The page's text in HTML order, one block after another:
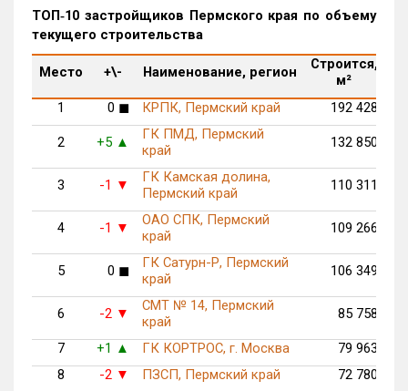
ТОП‑10 застройщиков Пермского края по объему
текущего строительства
Место +\- Наименование, регион
Строится,
м²
1
0 ◼ КРПК, Пермский край 192 428
2 +5 ▲
ГК ПМД, Пермский
край
132 850
3 -1 ▼
ГК Камская долина,
Пермский край
110 311
4 -1 ▼
ОАО СПК, Пермский
край
109 266
5 0 ◼
ГК Сатурн-Р, Пермский
край
106 349
6 -2 ▼
СМТ № 14, Пермский
край
85 758
7 +1 ▲ ГК КОРТРОС, г. Москва
79 963
8
-2 ▼ ПЗСП, Пермский край 72 780